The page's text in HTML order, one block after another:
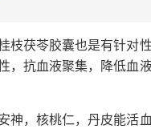
枝茯苓胶囊也是有针对
抗血液聚集，降低血
神，核桃仁，丹皮能活